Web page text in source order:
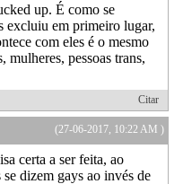
up. É como se
excluiu em primeiro lugar,
com eles é o mesmo
mulheres, pessoas trans,
Citar
(27-06-2017, 10:22 AM )
certa a ser feita, ao
dizem gays ao invés de